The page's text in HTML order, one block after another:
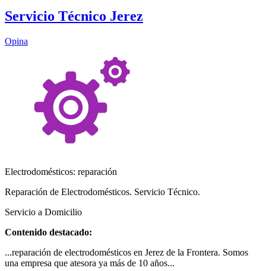
Servicio Técnico Jerez
Opina
Electrodomésticos: reparación
Reparación de Electrodomésticos. Servicio Técnico.
Servicio a Domicilio
Contenido destacado:
...reparación de electrodomésticos en Jerez de la Frontera. Somos
una empresa que atesora ya más de 10 años...